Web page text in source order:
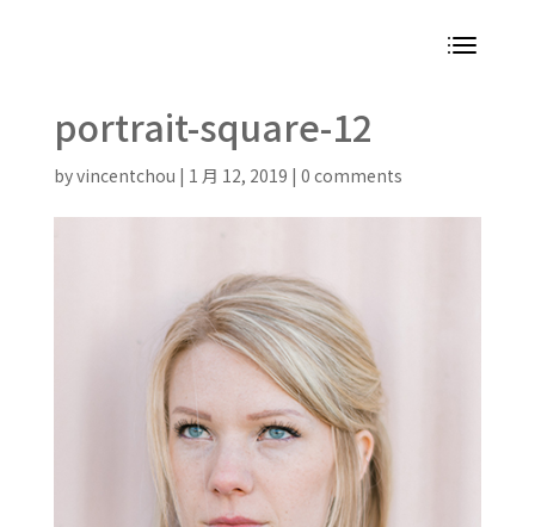
portrait-square-12
byvincentchou | 1 月 12, 2019 | 0 comments